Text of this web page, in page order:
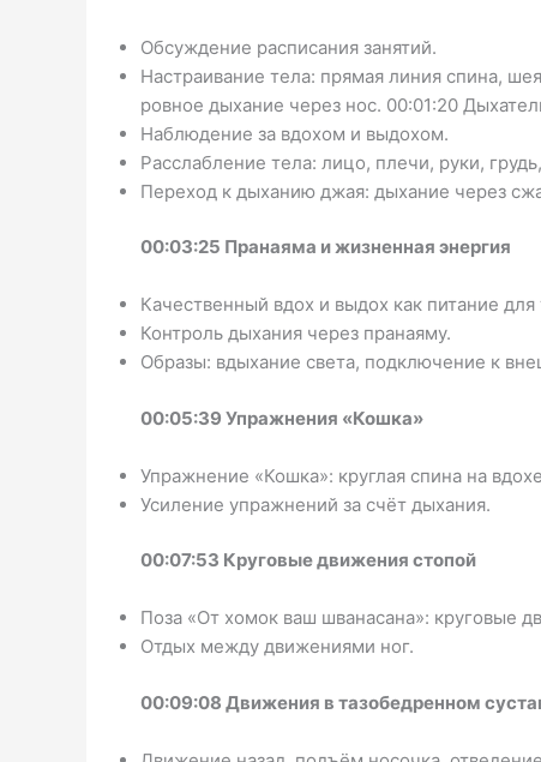
Обсуждение расписания занятий.
Настраивание тела: прямая линия спина,
ровное дыхание через нос. 00:01:20
Наблюдение за вдохом и выдохом.
Расслабление тела: лицо, плечи, руки,
Переход к дыханию джая: дыхание через
00:03:25 Пранаяма и жизненная энергия
Качественный вдох и выдох как питание для
Контроль дыхания через пранаяму.
Образы: вдыхание света, подключение к
00:05:39 Упражнения «Кошка»
Упражнение «Кошка»: круглая спина на
Усиление упражнений за счёт дыхания.
00:07:53 Круговые движения стопой
Поза «От хомок ваш шванасана»: круговые
Отдых между движениями ног.
00:09:08 Движения в тазобедренном